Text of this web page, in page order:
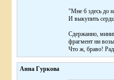
"Мне б здесь до
И выкупить
Сдержанно,
фрагмент ни
Что ж, браво!
Анна Гуркова